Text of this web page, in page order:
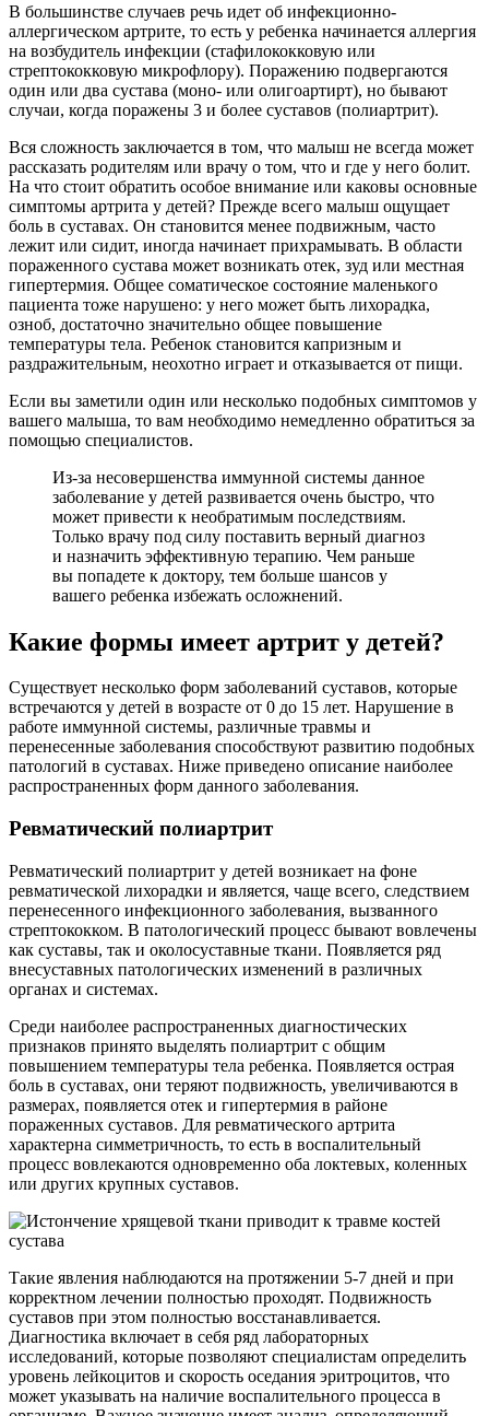
В большинстве случаев речь идет об инфекционно-
аллергическом артрите, то есть у ребенка начинается аллергия
на возбудитель инфекции (стафилококковую или
стрептококковую микрофлору). Поражению подвергаются
один или два сустава (моно- или олигоартирт), но бывают
случаи, когда поражены 3 и более суставов (полиартрит).
Вся сложность заключается в том, что малыш не всегда может
рассказать родителям или врачу о том, что и где у него болит.
На что стоит обратить особое внимание или каковы основные
симптомы артрита у детей? Прежде всего малыш ощущает
боль в суставах. Он становится менее подвижным, часто
лежит или сидит, иногда начинает прихрамывать. В области
пораженного сустава может возникать отек, зуд или местная
гипертермия. Общее соматическое состояние маленького
пациента тоже нарушено: у него может быть лихорадка,
озноб, достаточно значительно общее повышение
температуры тела. Ребенок становится капризным и
раздражительным, неохотно играет и отказывается от пищи.
Если вы заметили один или несколько подобных симптомов у
вашего малыша, то вам необходимо немедленно обратиться за
помощью специалистов.
Из-за несовершенства иммунной системы данное
заболевание у детей развивается очень быстро, что
может привести к необратимым последствиям.
Только врачу под силу поставить верный диагноз
и назначить эффективную терапию. Чем раньше
вы попадете к доктору, тем больше шансов у
вашего ребенка избежать осложнений.
Какие формы имеет артрит у детей?
Существует несколько форм заболеваний суставов, которые
встречаются у детей в возрасте от 0 до 15 лет. Нарушение в
работе иммунной системы, различные травмы и
перенесенные заболевания способствуют развитию подобных
патологий в суставах. Ниже приведено описание наиболее
распространенных форм данного заболевания.
Ревматический полиартрит
Ревматический полиартрит у детей возникает на фоне
ревматической лихорадки и является, чаще всего, следствием
перенесенного инфекционного заболевания, вызванного
стрептококком. В патологический процесс бывают вовлечены
как суставы, так и околосуставные ткани. Появляется ряд
внесуставных патологических изменений в различных
органах и системах.
Среди наиболее распространенных диагностических
признаков принято выделять полиартрит с общим
повышением температуры тела ребенка. Появляется острая
боль в суставах, они теряют подвижность, увеличиваются в
размерах, появляется отек и гипертермия в районе
пораженных суставов. Для ревматического артрита
характерна симметричность, то есть в воспалительный
процесс вовлекаются одновременно оба локтевых, коленных
или других крупных суставов.
Такие явления наблюдаются на протяжении 5-7 дней и при
корректном лечении полностью проходят. Подвижность
суставов при этом полностью восстанавливается.
Диагностика включает в себя ряд лабораторных
исследований, которые позволяют специалистам определить
уровень лейкоцитов и скорость оседания эритроцитов, что
может указывать на наличие воспалительного процесса в